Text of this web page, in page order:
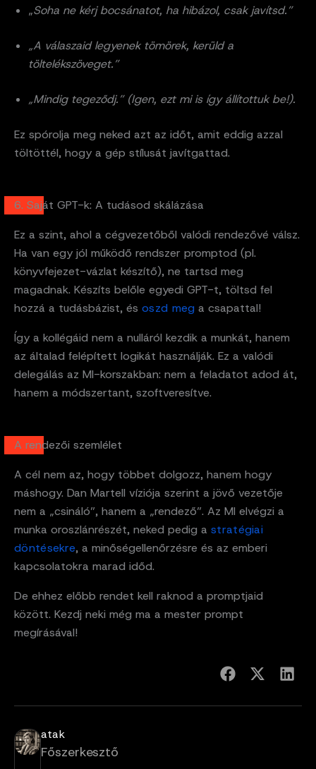
„Soha ne kérj bocsánatot, ha hibázol, csak javítsd.”
„A válaszaid legyenek tömörek, kerüld a
töltelékszöveget.”
„Mindig tegeződj.” (Igen, ezt mi is így állítottuk be!).
Ez spórolja meg neked azt az időt, amit eddig azzal
töltöttél, hogy a gép stílusát javítgattad.
6. Saját GPT-k: A tudásod skálázása
Ez a szint, ahol a cégvezetőből valódi rendezővé válsz.
Ha van egy jól működő rendszer promptod (pl.
könyvfejezet-vázlat készítő), ne tartsd meg
magadnak. Készíts belőle egyedi GPT-t, töltsd fel
hozzá a tudásbázist, és oszd meg a csapattal!
Így a kollégáid nem a nulláról kezdik a munkát, hanem
az általad felépített logikát használják. Ez a valódi
delegálás az MI-korszakban: nem a feladatot adod át,
hanem a módszertant, szoftveresítve.
A rendezői szemlélet
A cél nem az, hogy többet dolgozz, hanem hogy
máshogy. Dan Martell víziója szerint a jövő vezetője
nem a „csináló”, hanem a „rendező”. Az MI elvégzi a
munka oroszlánrészét, neked pedig a stratégiai
döntésekre, a minőségellenőrzésre és az emberi
kapcsolatokra marad időd.
De ehhez előbb rendet kell raknod a promptjaid
között. Kezdj neki még ma a mester prompt
megírásával!
atak
Főszerkesztő